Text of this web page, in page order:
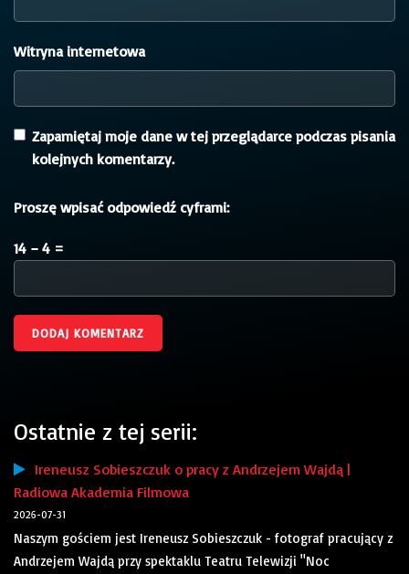
Witryna internetowa
Zapamiętaj moje dane w tej przeglądarce podczas pisania
kolejnych komentarzy.
Proszę wpisać odpowiedź cyframi:
14 − 4 =
Ostatnie z tej serii:
Ireneusz Sobieszczuk o pracy z Andrzejem Wajdą |
Radiowa Akademia Filmowa
2026-07-31
Naszym gościem jest Ireneusz Sobieszczuk - fotograf pracujący z
Andrzejem Wajdą przy spektaklu Teatru Telewizji "Noc